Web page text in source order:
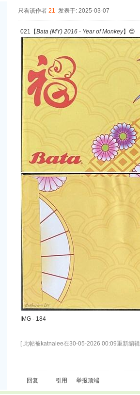
只看该作者 21 发表于: 2025-03-07
021【Bata (MY) 2016 - Year of Monkey】😊
IMG - 184
[ 此帖被katnalee在30-05-2026 00:09重新编
回复 引用 举报顶端